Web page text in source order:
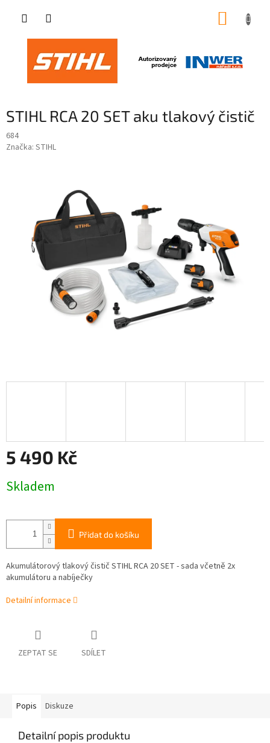
STIHL RCA 20 SET aku tlakový čistič
684
Značka: STIHL
5 490 Kč
cena:
Skladem
Přidat do košíku
Akumulátorový tlakový čistič STIHL RCA 20 SET - sada včetně 2x
akumulátoru a nabíječky
Detailní informace
ZEPTAT SE SDÍLET
Popis Diskuze
Detailní popis produktu